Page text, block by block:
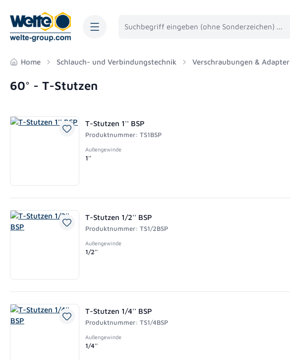
Zur Hauptnavigation springen
Home Schlauch- und Verbindungstechnik Verschraubungen & Adapter
60° - T-Stutzen
T-Stutzen 1'' BSP
Produktnummer: TS1BSP
Außengewinde
1''
T-Stutzen 1/2'' BSP
Produktnummer: TS1/2BSP
Außengewinde
1/2''
T-Stutzen 1/4'' BSP
Produktnummer: TS1/4BSP
Außengewinde
1/4''